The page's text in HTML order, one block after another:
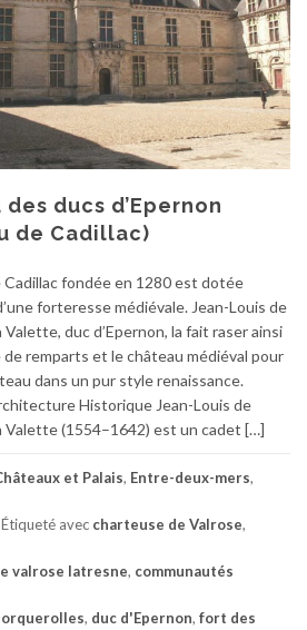
ducs d’Epernon
de Cadillac)
Cadillac fondée en 1280 est dotée
forteresse médiévale. Jean-Louis de
duc d’Epernon, la fait raser ainsi
de remparts et le château médiéval pour
dans un pur style renaissance.
Historique Jean-Louis de
Valette (1554–1642) est un cadet […]
et Palais, Entre-deux-mers,
Étiqueté avec charteuse de Valrose,
valrose latresne, communautés
, duc d'Epernon, fort des